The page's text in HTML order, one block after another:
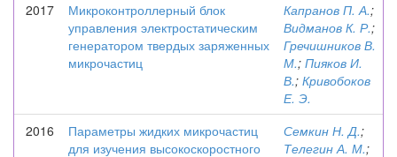
2017
Микроконтроллерный блок
управления электростатическим
генератором твердых заряженных
микрочастиц
Капранов П. А.;
Видманов К. Р.;
Гречишников В.
М.; Пияков И.
В.; Кривобоков
Е. Э.
2016
Параметры жидких микрочастиц
для изучения высокоскоростного
Семкин Н. Д.;
Телегин А. М.;